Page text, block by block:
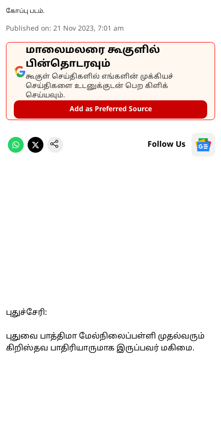
கோப்பு படம்.
Published on: 21 Nov 2023, 7:01 am
மாலைமலரை கூகுளில்
பின்தொடரவும்
கூகுள் செய்திகளில் எங்களின் முக்கியச்
செய்திகளை உடனுக்குடன் பெற கிளிக்
செய்யவும்.
Add as Preferred Source
Follow Us
புதுச்சேரி:
புதுவை பாத்திமா மேல்நிலைப்பள்ளி முதல்வரும்
கிறிஸ்தவ பாதிரியாருமாக இருப்பவர் மகிமை.